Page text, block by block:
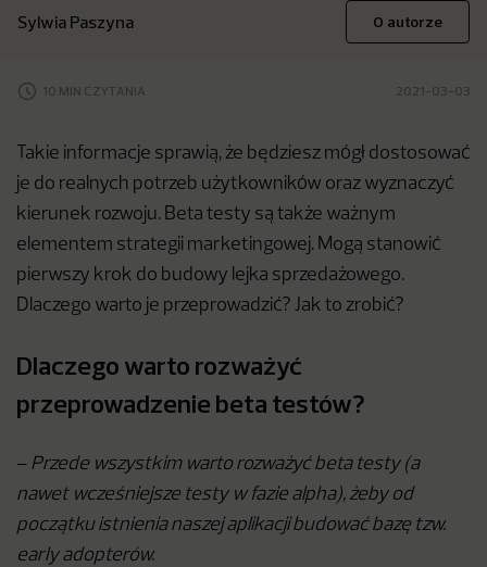
Sylwia Paszyna O autorze
10 MIN CZYTANIA 2021-03-03
Takie informacje sprawią, że będziesz mógł dostosować
je do realnych potrzeb użytkowników oraz wyznaczyć
kierunek rozwoju. Beta testy są także ważnym
elementem strategii marketingowej. Mogą stanowić
pierwszy krok do budowy lejka sprzedażowego.
Dlaczego warto je przeprowadzić? Jak to zrobić?
Dlaczego warto rozważyć
przeprowadzenie beta testów?
– Przede wszystkim warto rozważyć beta testy (a
nawet wcześniejsze testy w fazie alpha), żeby od
początku istnienia naszej aplikacji budować bazę tzw.
early adopterów.